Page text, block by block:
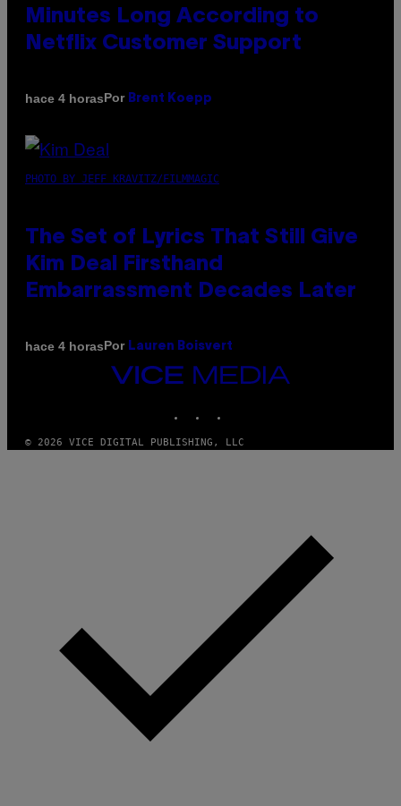
Minutes Long According to
Netflix Customer Support
hace 4 horasPor Brent Koepp
PHOTO BY JEFF KRAVITZ/FILMMAGIC
The Set of Lyrics That Still Give
Kim Deal Firsthand
Embarrassment Decades Later
hace 4 horasPor Lauren Boisvert
VICE
© 2026 VICE DIGITAL PUBLISHING, LLC